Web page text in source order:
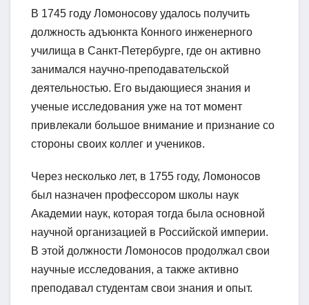
В 1745 году Ломоносову удалось получить
должность адъюнкта Конного инженерного
училища в Санкт-Петербурге, где он активно
занимался научно-преподавательской
деятельностью. Его выдающиеся знания и
ученые исследования уже на тот момент
привлекали большое внимание и признание со
стороны своих коллег и учеников.
Через несколько лет, в 1755 году, Ломоносов
был назначен профессором школы наук
Академии наук, которая тогда была основной
научной организацией в Российской империи.
В этой должности Ломоносов продолжал свои
научные исследования, а также активно
преподавал студентам свои знания и опыт.